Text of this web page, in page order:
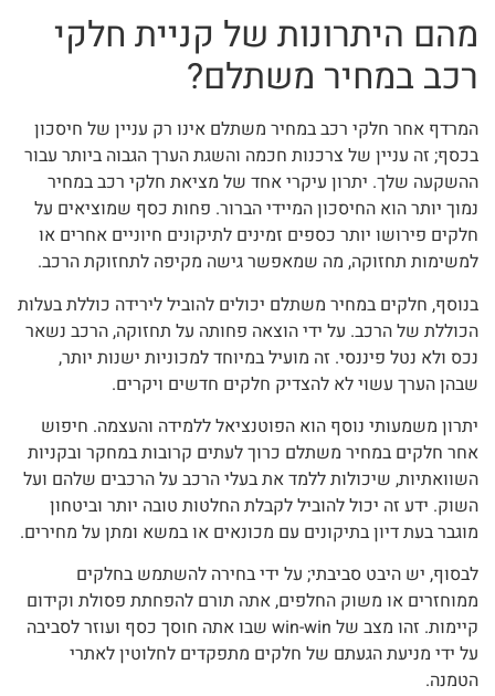
מהם היתרונות של קניית חלקי
רכב במחיר משתלם?
המרדף אחר חלקי רכב במחיר משתלם אינו רק עניין של חיסכון
בכסף; זה עניין של צרכנות חכמה והשגת הערך הגבוה ביותר עבור
ההשקעה שלך. יתרון עיקרי אחד של מציאת חלקי רכב במחיר
נמוך יותר הוא החיסכון המיידי הברור. פחות כסף שמוציאים על
חלקים פירושו יותר כספים זמינים לתיקונים חיוניים אחרים או
למשימות תחזוקה, מה שמאפשר גישה מקיפה לתחזוקת הרכב.
בנוסף, חלקים במחיר משתלם יכולים להוביל לירידה כוללת בעלות
הכוללת של הרכב. על ידי הוצאה פחותה על תחזוקה, הרכב נשאר
נכס ולא נטל פיננסי. זה מועיל במיוחד למכוניות ישנות יותר,
שבהן הערך עשוי לא להצדיק חלקים חדשים ויקרים.
יתרון משמעותי נוסף הוא הפוטנציאל ללמידה והעצמה. חיפוש
אחר חלקים במחיר משתלם כרוך לעתים קרובות במחקר ובקניות
השוואתיות, שיכולות ללמד את בעלי הרכב על הרכבים שלהם ועל
השוק. ידע זה יכול להוביל לקבלת החלטות טובה יותר וביטחון
מוגבר בעת דיון בתיקונים עם מכונאים או במשא ומתן על מחירים.
לבסוף, יש היבט סביבתי; על ידי בחירה להשתמש בחלקים
ממוחזרים או משוק החלפים, אתה תורם להפחתת פסולת וקידום
קיימות. זהו מצב של win-win שבו אתה חוסך כסף ועוזר לסביבה
על ידי מניעת הגעתם של חלקים מתפקדים לחלוטין לאתרי
הטמנה.